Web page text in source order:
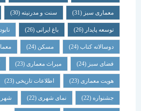
معماری سبز(31) سنت و مدرنیته(30) فناوری
توسعه پایدار(26) باغ ایرانی(26) نابودی و
دوسالانه کتاب(24) مسکن (24) معماری
فضای سبز(24) میراث معماری (23)
هویت معماری (23) اطلاعات تاریخی(23)
جشنواره(22) نمای شهری(22) شهر های